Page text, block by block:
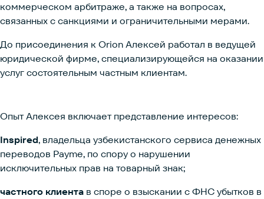
коммерческом арбитраже, а также на вопросах,
связанных с санкциями и ограничительными мерами.
До присоединения к Orion Алексей работал в ведущей
юридической фирме, специализирующейся на оказании
услуг состоятельным частным клиентам.
Опыт Алексея включает представление интересов:
Inspired, владельца узбекистанского сервиса денежных
переводов Payme, по спору о нарушении
исключительных прав на товарный знак;
частного клиента в споре о взыскании с ФНС убытков в